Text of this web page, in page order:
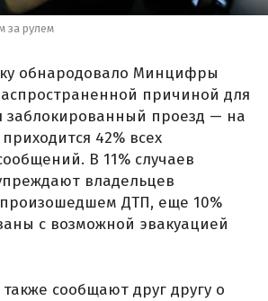
за рулем
обнародовало Минцифры
причиной для
заблокированный проезд — на
42% всех
В 11% случаев
владельцев
ДТП, еще 10%
с возможной эвакуацией
сообщают друг другу о